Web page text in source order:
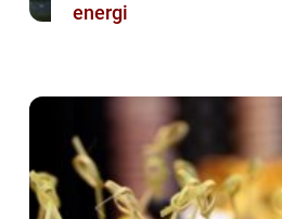
energi